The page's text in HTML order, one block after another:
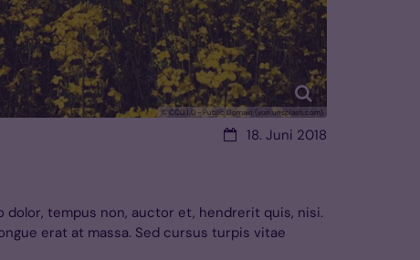
© CC0 1.0 - Public Domain (von unsplash.com)
Datum:18. Juni 2018
dolor, tempus non, auctor et, hendrerit quis, nisi.
erat at massa. Sed cursus turpis vitae